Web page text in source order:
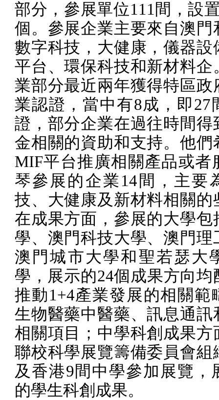
部分，參展單位111 間，設
個。參展企業主要來自澳門
數字科技，大健康，儀器設
平台、環保科技和新材料企
業部分最近兩年獲得特區政
業認證，當中有8成，即27
證，部分企業在過往時間得
金相關的資助和支持。他們
MIF平台推廣相關產品或者
琴參展的企業14 間，主要
技、大健康及新材料相關的
在成果方面，參展的大學包
學、澳門科技大學、澳門理
澳門城市大學和聖若瑟大
學，展示的24個成果方向均
推動1+4產業發展的相關範
生物醫藥中醫藥、訊息通訊
相關項目；中學科創成果方
聯校科學展覽籌備委員會組
及香港9間中學參加展覽，
的學生科創成果。